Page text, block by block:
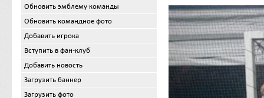
Обновить эмблему команды
Обновить командное фото
Добавить игрока
Вступить в фан-клуб
Добавить новость
Загрузить баннер
Загрузить фото